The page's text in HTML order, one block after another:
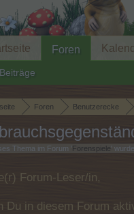
Foren Benutzerecke
Thema im Forum ' Forenspiele '
Forum-Leser/in,
Du in diesem Forum
Foren